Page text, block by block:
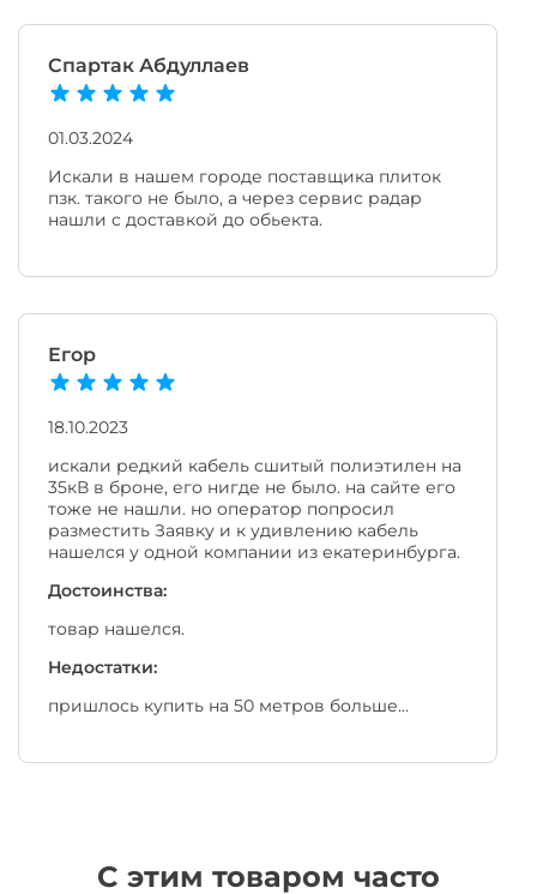
Спартак Абдуллаев
01.03.2024
Искали в нашем городе поставщика плиток
пзк. такого не было, а через сервис радар
нашли с доставкой до обьекта.
Егор
18.10.2023
искали редкий кабель сшитый полиэтилен на
35кВ в броне, его нигде не было. на сайте его
тоже не нашли. но оператор попросил
разместить Заявку и к удивлению кабель
нашелся у одной компании из екатеринбурга.
Достоинства:
товар нашелся.
Недостатки:
пришлось купить на 50 метров больше...
C этим товаром часто